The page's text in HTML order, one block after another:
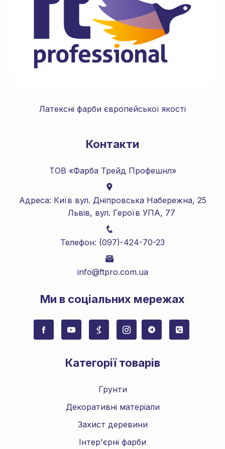
Латексні фарби європейської якості
Контакти
ТОВ «Фарба Трейд Профешнл»
Адреса: Київ вул. Дніпровська Набережна, 25
Львів, вул. Героїв УПА, 77
Телефон: (097)-424-70-23
info@ftpro.com.ua
Mи в соціальних мережах
Категорії товарів
Грунти
Декоративні матеріали
Захист деревини
Інтер'єрні фарби